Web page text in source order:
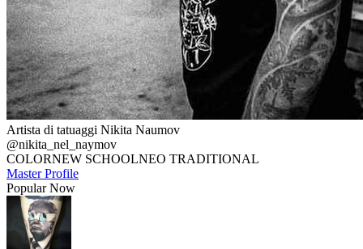
Artista di tatuaggi Nikita Naumov
@nikita_nel_naymov
COLORNEW SCHOOLNEO TRADITIONAL
Master Profile
Popular Now